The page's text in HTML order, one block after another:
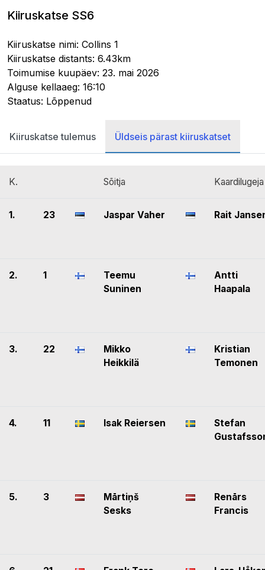
Kiiruskatse SS6
Kiiruskatse nimi: Collins 1
Kiiruskatse distants: 6.43km
Toimumise kuupäev: 23. mai 2026
Alguse kellaaeg: 16:10
Staatus: Lõppenud
Kiiruskatse tulemus Üldseis pärast kiiruskatset
K. Sõitja Kaardilugeja
1. 23 Jaspar Vaher Rait
2. 1
Teemu
Suninen
Antti
Haapala
3. 22
Mikko
Heikkilä
Kristian
Temonen
4. 11 Isak Reiersen
Stefan
5. 3
Mārtiņš
Sesks
Renārs
Francis